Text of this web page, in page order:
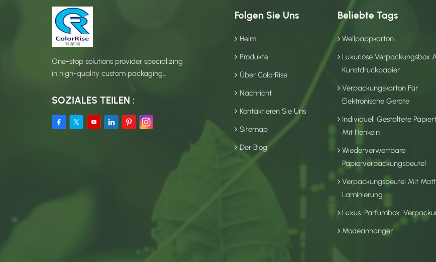
One-stop solutions provider specializing
in high-quality custom packaging
SOZIALES TEILEN :
Folgen Sie Uns
Heim
Produkte
Über ColorRise
Nachricht
Kontaktieren Sie Uns
Sitemap
Der Blog
Beliebte Tags
Wellpappkarton
Luxuriöse Verpackungsbox
Kunstdruckpapier
Verpackungskarton Für
Elektronische Geräte
Individuell Gestaltete
Mit Henkeln
Wiederverwertbare
Papierverpackungsbeutel
Verpackungsbeutel Mit
Laminierung
Luxus-Parfümbox-
Modeanhänger